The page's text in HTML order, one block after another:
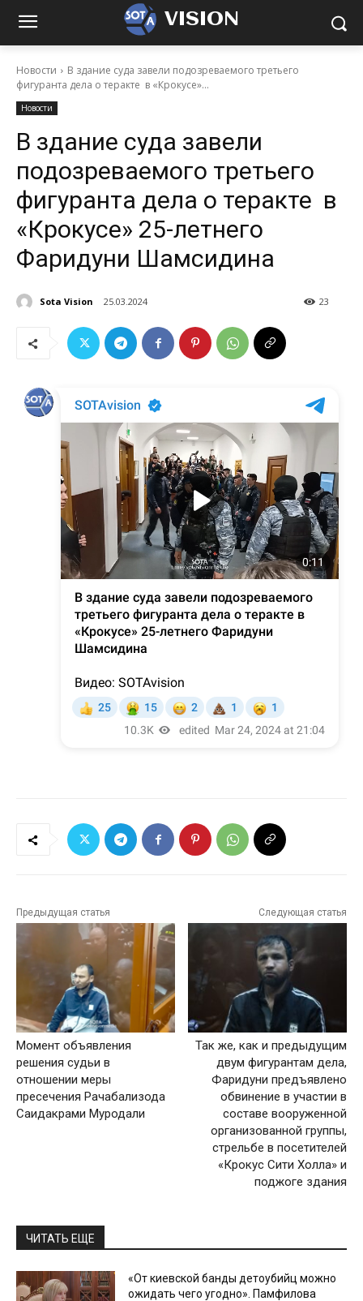
VISION
Новости
В здание суда завели подозреваемого третьего
фигуранта дела о теракте в «Крокусе»...
Новости
В здание суда завели
подозреваемого третьего
фигуранта дела о теракте в
«Крокусе» 25-летнего
Фаридуни Шамсидина
Sota Vision 25.03.2024 23
Предыдущая статья
Момент объявления
решения судьи в
отношении меры
пресечения Рачабализода
Саидакрами Муродали
Следующая статья
Так же, как и предыдущим
двум фигурантам дела,
Фаридуни предъявлено
обвинение в участии в
составе вооруженной
организованной группы,
стрельбе в посетителей
«Крокус Сити Холла» и
поджоге здания
ЧИТАТЬ ЕЩЕ
«От киевской банды детоубийц можно
ожидать чего угодно». Памфилова